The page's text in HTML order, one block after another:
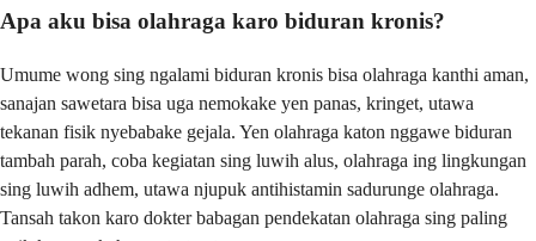
Apa aku bisa olahraga karo biduran kronis?
Umume wong sing ngalami biduran kronis bisa olahraga kanthi aman,
sanajan sawetara bisa uga nemokake yen panas, kringet, utawa
tekanan fisik nyebabake gejala. Yen olahraga katon nggawe biduran
tambah parah, coba kegiatan sing luwih alus, olahraga ing lingkungan
sing luwih adhem, utawa njupuk antihistamin sadurunge olahraga.
Tansah takon karo dokter babagan pendekatan olahraga sing paling